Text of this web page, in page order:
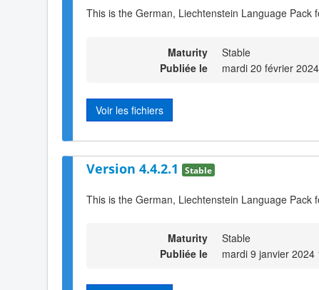
This is the German, Liechtenstein Language Pack
Maturity
Stable
Publiée le
mardi 20 février
Voir les fichiers
Version 4.4.2.1 Stable
This is the German, Liechtenstein Language Pack
Maturity
Stable
Publiée le
mardi 9 janvier 2024